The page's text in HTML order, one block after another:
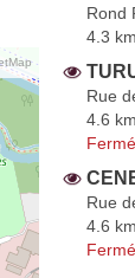
Rond
4.3 km
Rue
4.6 km
Rue
4.6 km